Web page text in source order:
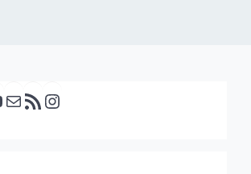
YouTube E-mail RSS feed